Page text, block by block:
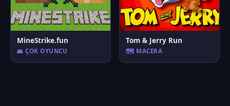
MineStrike.fun
👥 ÇOK OYUNCU
Tom & Jerry Run
🗺️ MACERA